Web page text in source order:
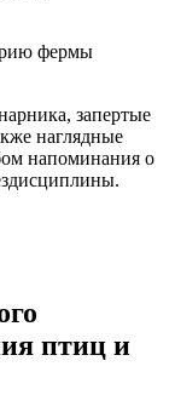
фермы
запертые
наглядные
напоминания о
птиц и